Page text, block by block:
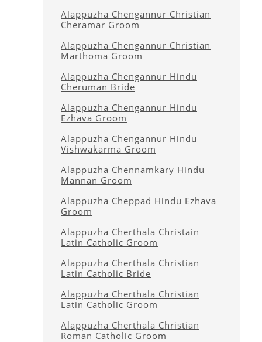
Alappuzha Chengannur Christian
Cheramar Groom
Alappuzha Chengannur Christian
Marthoma Groom
Alappuzha Chengannur Hindu
Cheruman Bride
Alappuzha Chengannur Hindu
Ezhava Groom
Alappuzha Chengannur Hindu
Vishwakarma Groom
Alappuzha Chennamkary Hindu
Mannan Groom
Alappuzha Cheppad Hindu Ezhava
Groom
Alappuzha Cherthala Christain
Latin Catholic Groom
Alappuzha Cherthala Christian
Latin Catholic Bride
Alappuzha Cherthala Christian
Latin Catholic Groom
Alappuzha Cherthala Christian
Roman Catholic Groom